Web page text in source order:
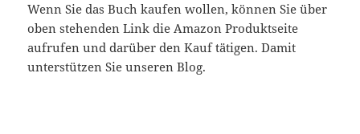
Wenn Sie das Buch kaufen wollen, können Sie über
oben stehenden Link die Amazon Produktseite
aufrufen und darüber den Kauf tätigen. Damit
unterstützen Sie unseren Blog.